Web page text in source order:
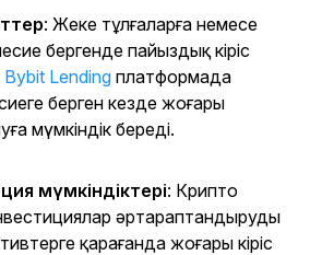
: Жеке тұлғаларға немесе
бергенде пайыздық кіріс
Bybit Lending платформада
берген кезде жоғары
мүмкіндік береді.
мүмкіндіктері: Крипто
әртараптандыруды
қарағанда жоғары кіріс